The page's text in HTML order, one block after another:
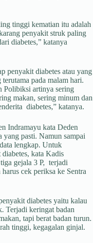
tinggi kematian itu adalah
penyakit struk paling
diabetes,” katanya
penyakit diabetes atau yang
pada malam hari.
Polibiksi artinya sering
makan, sering minum dan
diabetes,” katanya.
Indramayu kata Deden
pasti. Namun sampai
lengkap. Untuk
kata Kadis
gejala 3 P, terjadi
cek periksa ke Sentra
diabetes yaitu kalau
Terjadi keringat badan
tapi berat badan turun.
tinggi, kegagalan ginjal.